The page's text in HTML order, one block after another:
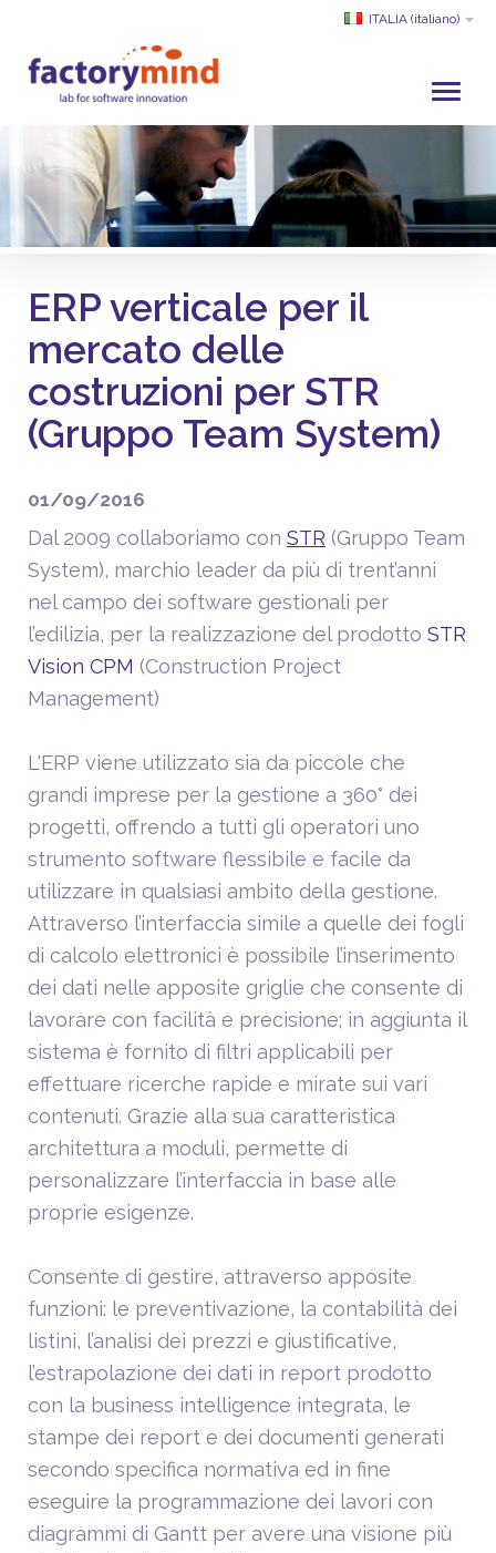
ITALIA (italiano)
CHI SIAMO
SVILUPPO E SERVIZI
CLIENTI
PARTNER
ACADEMY
SERVIZIO CLIENTI
ERP verticale per il
mercato delle
costruzioni per STR
(Gruppo Team System)
01/09/2016
Dal 2009 collaboriamo con STR (Gruppo Team
System), marchio leader da più di trent’anni
nel campo dei software gestionali per
l’edilizia, per la realizzazione del prodotto STR
Vision CPM (Construction Project
Management)
L'ERP viene utilizzato sia da piccole che
grandi imprese per la gestione a 360° dei
progetti, offrendo a tutti gli operatori uno
strumento software flessibile e facile da
utilizzare in qualsiasi ambito della gestione.
Attraverso l’interfaccia simile a quelle dei fogli
di calcolo elettronici è possibile l’inserimento
dei dati nelle apposite griglie che consente di
lavorare con facilità e precisione; in aggiunta il
sistema è fornito di filtri applicabili per
effettuare ricerche rapide e mirate sui vari
contenuti. Grazie alla sua caratteristica
architettura a moduli, permette di
personalizzare l’interfaccia in base alle
proprie esigenze.
Consente di gestire, attraverso apposite
funzioni: le preventivazione, la contabilità dei
listini, l’analisi dei prezzi e giustificative,
l’estrapolazione dei dati in report prodotto
con la business intelligence integrata, le
stampe dei report e dei documenti generati
secondo specifica normativa ed in fine
eseguire la programmazione dei lavori con
diagrammi di Gantt per avere una visione più